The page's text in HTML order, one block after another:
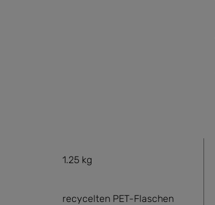
1.25 kg
recycelten PET-Flaschen